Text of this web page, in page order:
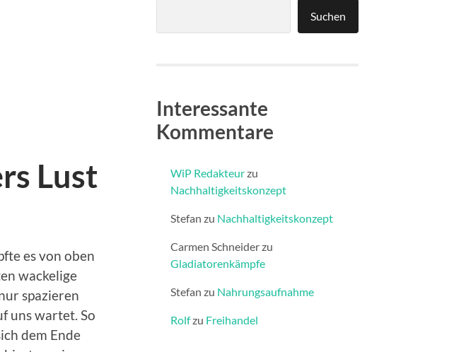
Lust
es von oben
wackelige
spazieren
uns wartet. So
dem Ende
Suchen
Interessante
Kommentare
WiP Redakteurzu
Nachhaltigkeitskonzept
Stefan zu Nachhaltigkeitskonzept
Carmen Schneiderzu
Gladiatorenkämpfe
Stefan zu Nahrungsaufnahme
Rolfzu Freihandel